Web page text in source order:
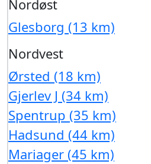
Nordøst
Glesborg (13 km)
Nordvest
Ørsted (18 km)
Gjerlev J (34 km)
Spentrup (35 km)
Hadsund (44 km)
Mariager (45 km)